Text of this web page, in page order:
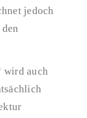
jedoch
wird auch